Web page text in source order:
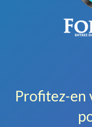
Profitez-en